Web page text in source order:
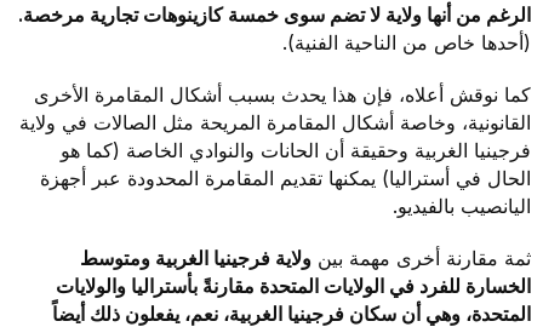
الرغم من أنها ولاية لا تضم سوى خمسة كازينوهات تجارية مرخصة.
(أحدها خاص من الناحية الفنية).
كما نوقش أعلاه، فإن هذا يحدث بسبب أشكال المقامرة الأخرى
القانونية، وخاصة أشكال المقامرة المريحة مثل الصالات في ولاية
فرجينيا الغربية وحقيقة أن الحانات والنوادي الخاصة (كما هو
الحال في أستراليا) يمكنها تقديم المقامرة المحدودة عبر أجهزة
اليانصيب بالفيديو.
ثمة مقارنة أخرى مهمة بينولاية فرجينيا الغربية ومتوسط
الخسارة للفرد في الولايات المتحدة مقارنةً بأستراليا والولايات
المتحدة، وهي أن سكان فرجينيا الغربية، نعم، يفعلون ذلك أيضاً